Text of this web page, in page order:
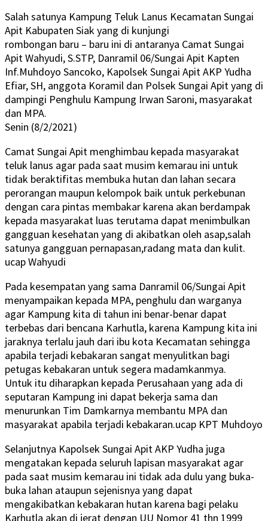
Salah satunya Kampung Teluk Lanus Kecamatan Sungai
Apit Kabupaten Siak yang di kunjungi
rombongan baru – baru ini di antaranya Camat Sungai
Apit Wahyudi, S.STP, Danramil 06/Sungai Apit Kapten
Inf.Muhdoyo Sancoko, Kapolsek Sungai Apit AKP Yudha
Efiar, SH, anggota Koramil dan Polsek Sungai Apit yang di
dampingi Penghulu Kampung Irwan Saroni, masyarakat
dan MPA.
Senin (8/2/2021)
Camat Sungai Apit menghimbau kepada masyarakat
teluk lanus agar pada saat musim kemarau ini untuk
tidak beraktifitas membuka hutan dan lahan secara
perorangan maupun kelompok baik untuk perkebunan
dengan cara pintas membakar karena akan berdampak
kepada masyarakat luas terutama dapat menimbulkan
gangguan kesehatan yang di akibatkan oleh asap,salah
satunya gangguan pernapasan,radang mata dan kulit.
ucap Wahyudi
Pada kesempatan yang sama Danramil 06/Sungai Apit
menyampaikan kepada MPA, penghulu dan warganya
agar Kampung kita di tahun ini benar-benar dapat
terbebas dari bencana Karhutla, karena Kampung kita ini
jaraknya terlalu jauh dari ibu kota Kecamatan sehingga
apabila terjadi kebakaran sangat menyulitkan bagi
petugas kebakaran untuk segera madamkanmya.
Untuk itu diharapkan kepada Perusahaan yang ada di
seputaran Kampung ini dapat bekerja sama dan
menurunkan Tim Damkarnya membantu MPA dan
masyarakat apabila terjadi kebakaran.ucap KPT Muhdoyo
Selanjutnya Kapolsek Sungai Apit AKP Yudha juga
mengatakan kepada seluruh lapisan masyarakat agar
pada saat musim kemarau ini tidak ada dulu yang buka-
buka lahan ataupun sejenisnya yang dapat
mengakibatkan kebakaran hutan karena bagi pelaku
Karhutla akan di jerat dengan UU Nomor 41 thn 1999